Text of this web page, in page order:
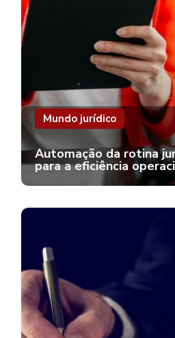
Mundo jurídico
Automação da rotina
para a eficiência